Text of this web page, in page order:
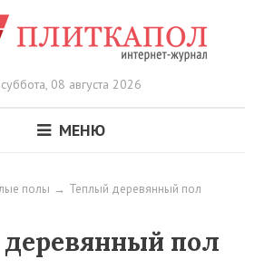
суббота,08 августа 2026
МЕНЮ
полы Теплый деревянный пол
пол